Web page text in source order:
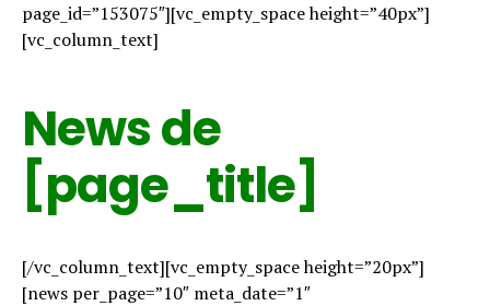
page_id=”153075″][vc_empty_space height=”40px”]
[vc_column_text]
News de
[page_title]
[/vc_column_text][vc_empty_space height=”20px”]
[news per_page=”10″ meta_date=”1″